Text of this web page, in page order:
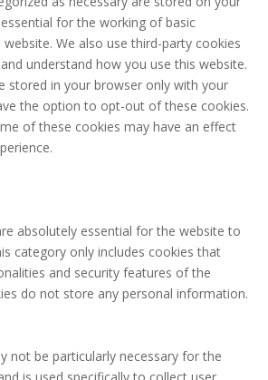
for the working of basic
We also use third-party cookies
understand how you use this website.
stored in your browser only with your
the option to opt-out of these cookies.
of these cookies may have an effect
absolutely essential for the website to
category only includes cookies that
and security features of the
do not store any personal information.
not be particularly necessary for the